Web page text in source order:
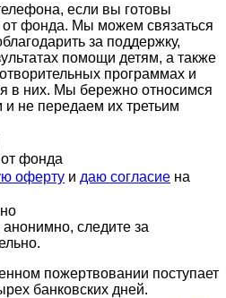
если вы готовы
от фонда. Мы можем связаться
за поддержку,
помощи детям, а также
программах и
в них. Мы бережно относимся
не передаем их третьим
фонда
оферту и даю согласие на
следите за
пожертвовании поступает
банковских дней.